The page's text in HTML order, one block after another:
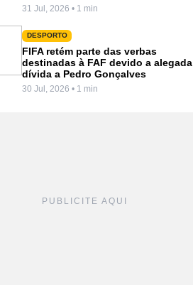
31 Jul, 2026 • 1 min
DESPORTO
FIFA retém parte das verbas
destinadas à FAF devido a alegada
dívida a Pedro Gonçalves
30 Jul, 2026 • 1 min
PUBLICITE AQUI